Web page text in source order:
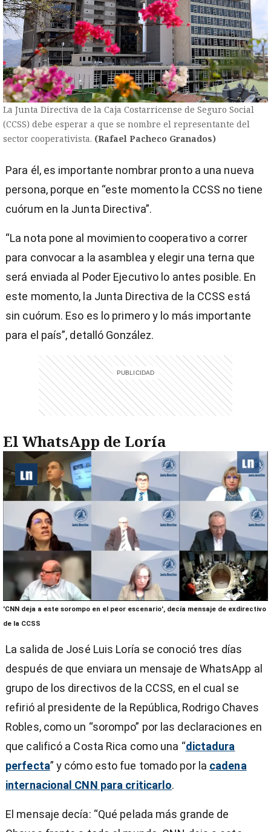
La Junta Directiva de la Caja Costarricense de Seguro Social
(CCSS) debe esperar a que se nombre el representante del
sector cooperativista. (Rafael Pacheco Granados)
Para él, es importante nombrar pronto a una nueva
persona, porque en “este momento la CCSS no tiene
cuórum en la Junta Directiva”.
“La nota pone al movimiento cooperativo a correr
para convocar a la asamblea y elegir una terna que
será enviada al Poder Ejecutivo lo antes posible. En
este momento, la Junta Directiva de la CCSS está
sin cuórum. Eso es lo primero y lo más importante
para el país”, detalló González.
El WhatsApp de Loría
0
seconds
of
minute,
29
seconds
'CNN deja a este sorompo en el peor escenario', decía mensaje de exdirectivo
de la CCSS
La salida de José Luis Loría se conoció tres días
después de que enviara un mensaje de WhatsApp al
grupo de los directivos de la CCSS, en el cual se
refirió al presidente de la República, Rodrigo Chaves
Robles, como un “sorompo” por las declaraciones en
que calificó a Costa Rica como una “dictadura
perfecta” y cómo esto fue tomado por la cadena
internacional CNN para criticarlo.
El mensaje decía: “Qué pelada más grande de